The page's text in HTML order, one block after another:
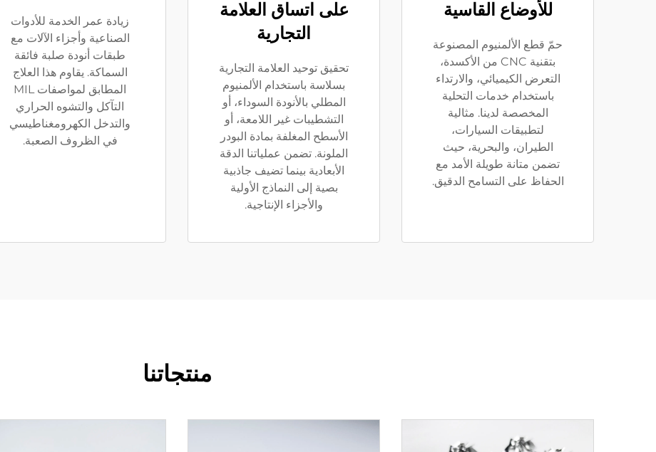
للأوضاع القاسية
حمّ قطع الألمنيوم المصنوعة
بتقنية CNC من الأكسدة،
التعرض الكيميائي، والارتداء
باستخدام خدمات التحلية
المخصصة لدينا. مثالية
لتطبيقات السيارات،
الطيران، والبحرية، حيث
تضمن متانة طويلة الأمد مع
الحفاظ على التسامح الدقيق.
على اتساق العلامة
التجارية
تحقيق توحيد العلامة التجارية
بسلاسة باستخدام الألمنيوم
المطلي بالأنودة السوداء، أو
التشطيبات غير اللامعة، أو
الأسطح المغلفة بمادة البودر
الملونة. تضمن عملياتنا الدقة
الأبعادية بينما تضيف جاذبية
بصية إلى النماذج الأولية
والأجزاء الإنتاجية.
زيادة عمر الخدمة للأدوات
الصناعية وأجزاء الآلات مع
طبقات أنودة صلبة فائقة
السماكة. يقاوم هذا العلاج
المطابق لمواصفات MIL
التآكل والتشوه الحراري
والتدخل الكهرومغناطيسي
في الظروف الصعبة.
منتجاتنا